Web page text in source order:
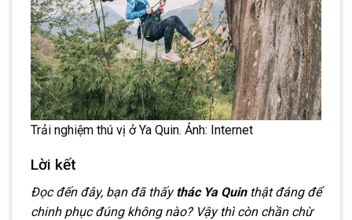
Trải nghiệm thú vị ở Ya Quin. Ảnh: Internet
Lời kết
Đọc đến đây, bạn đã thấythác Ya Quinthật đáng để
chinh phục đúng không nào? Vậy thì còn chần chừ